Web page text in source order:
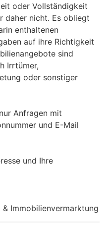
oder Vollständigkeit
daher nicht. Es obliegt
enthaltenen
auf ihre Richtigkeit
sind
Irrtümer,
oder sonstiger
Anfragen mit
und E-Mail
und Ihre
Immobilienvermarktung